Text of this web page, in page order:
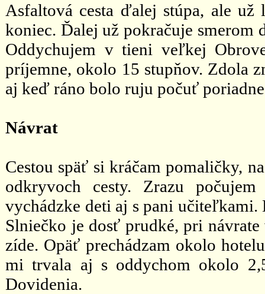
Asfaltová cesta ďalej stúpa, ale
koniec. Ďalej už pokračuje smerom
Oddychujem v tieni veľkej
príjemne, okolo 15 stupňov. Zdola
aj keď ráno bolo ruju počuť
Návrat
Cestou späť si kráčam pomaličky,
odkryvoch cesty. Zrazu
vychádzke deti aj s pani učiteľkami.
Slniečko je dosť prudké, pri
zíde. Opäť prechádzam okolo
mi trvala aj s oddychom okolo
Dovidenia.